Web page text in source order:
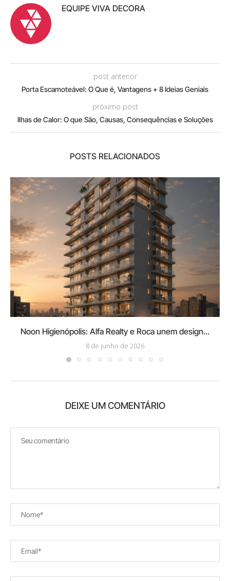
EQUIPE VIVA DECORA
post anterior
Porta Escamoteável: O Que é, Vantagens + 8 Ideias Geniais
próximo post
Ilhas de Calor: O que São, Causas, Consequências e Soluções
POSTS RELACIONADOS
Noon Higienópolis: Alfa Realty e Roca unem design...
8 de junho de 2026
DEIXE UM COMENTÁRIO